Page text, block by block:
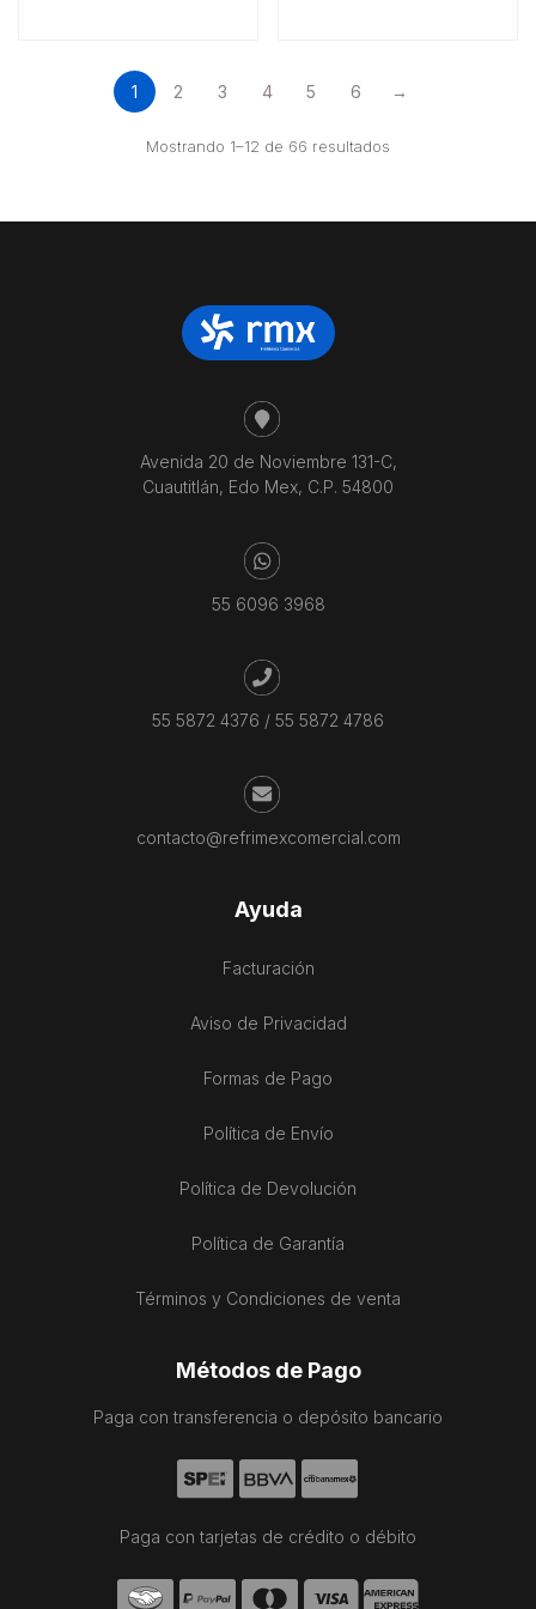
1 2 3 4 5 6 →
Mostrando 1–12 de 66 resultados
Avenida 20 de Noviembre 131-C,
Cuautitlán, Edo Mex, C.P. 54800
55 6096 3968
55 5872 4376 / 55 5872 4786
contacto@refrimexcomercial.com
Ayuda
Facturación
Aviso de Privacidad
Formas de Pago
Política de Envío
Política de Devolución
Política de Garantía
Términos y Condiciones de venta
Métodos de Pago
Paga con transferencia o depósito bancario
Paga con tarjetas de crédito o débito